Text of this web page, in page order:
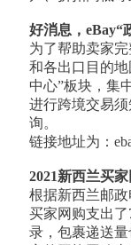
好消息，eBay“
为了帮助卖家
和各出口目的
中心”板块，集
进行跨境交易
询。
链接地址为：
2021新西兰买
根据新西兰邮
买家网购支出
录，包裹递送